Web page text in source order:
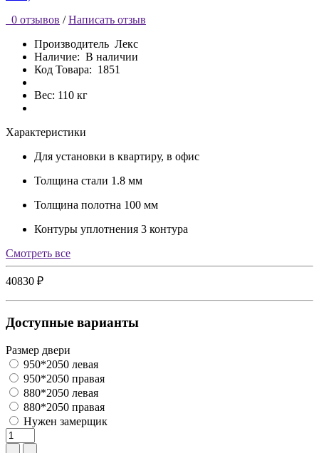
0 отзывов / Написать отзыв
Производитель Лекс
Наличие: В наличии
Код Товара: 1851
Вес: 110 кг
Характеристики
Для установки в квартиру, в офис
Толщина стали 1.8 мм
Толщина полотна 100 мм
Контуры уплотнения 3 контура
Cмотреть все
40830 ₽
Доступные варианты
Размер двери
950*2050 левая
950*2050 правая
880*2050 левая
880*2050 правая
Нужен замерщик